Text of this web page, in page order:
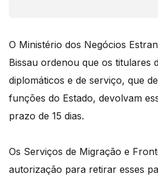
O Ministério dos Negócios
Bissau ordenou que os titulares
diplomáticos e de serviço, que
funções do Estado, devolvam
prazo de 15 dias.
Os Serviços de Migração e
autorização para retirar esses